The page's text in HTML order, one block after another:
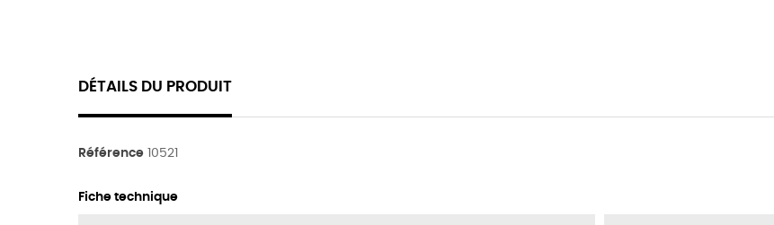
DÉTAILS DU PRODUIT
Référence 10521
Fiche technique